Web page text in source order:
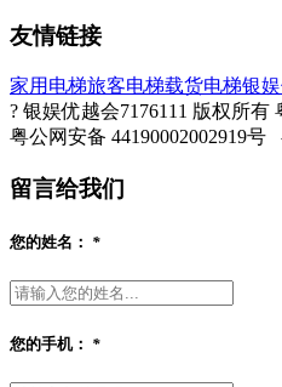
友情链接
家用电梯旅客电梯载货电梯银
? 银娱优越会7176111 版权所有
粤公网安备 44190002002919号
留言给我们
您的姓名： *
您的手机： *